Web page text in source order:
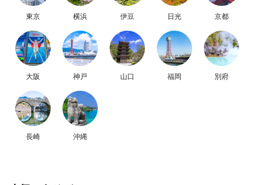
東京 横浜 伊豆 日光 京都
大阪 神戸 山口 福岡 別府
長崎 沖縄